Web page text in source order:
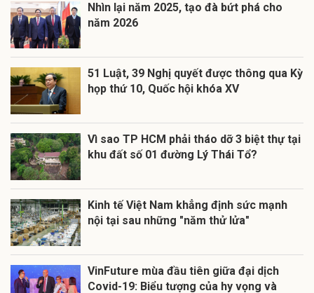
Nhìn lại năm 2025, tạo đà bứt phá cho
năm 2026
51 Luật, 39 Nghị quyết được thông qua Kỳ
họp thứ 10, Quốc hội khóa XV
Vì sao TP HCM phải tháo dỡ 3 biệt thự tại
khu đất số 01 đường Lý Thái Tổ?
Kinh tế Việt Nam khẳng định sức mạnh
nội tại sau những "năm thử lửa"
VinFuture mùa đầu tiên giữa đại dịch
Covid-19: Biểu tượng của hy vọng và